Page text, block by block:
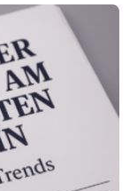
e.V.
auf den
Ein
der Befragten ist
Jahren eine
ein Drittel hat